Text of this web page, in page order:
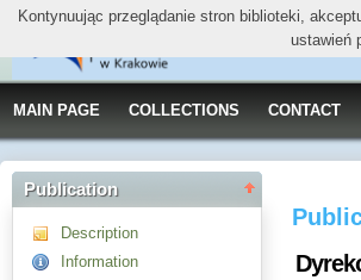
MAIN PAGE COLLECTIONS CONTACT
Publication
Description
Information
Kontynuując przeglądanie stron biblioteki,
ustawień